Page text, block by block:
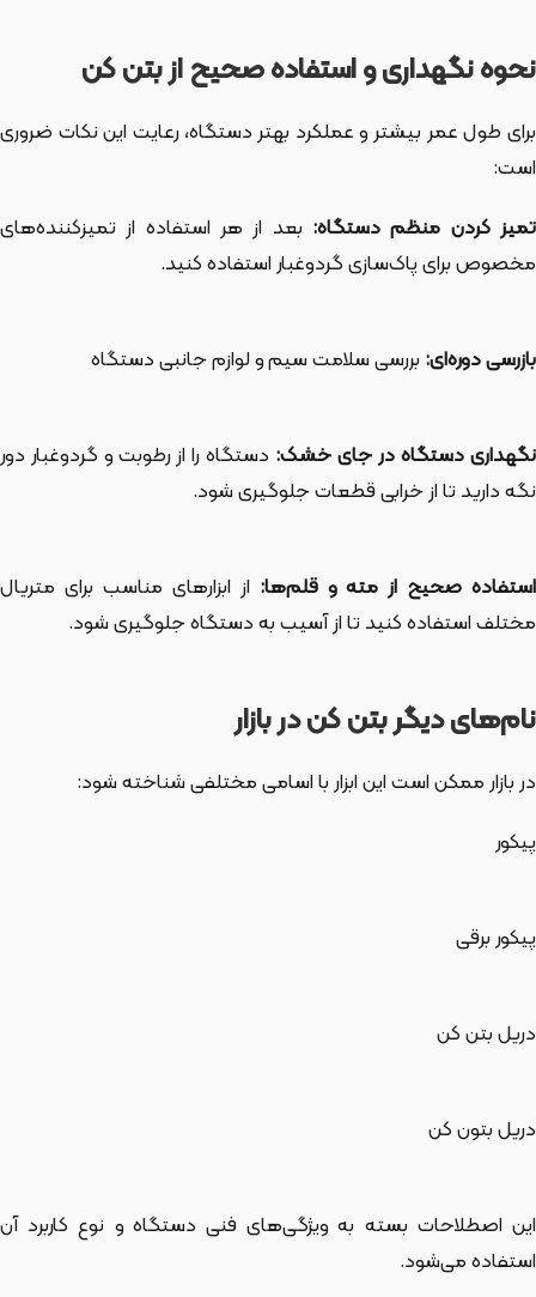
نحوه نگهداری و استفاده صحیح از بتن کن
برای طول عمر بیشتر و عملکرد بهتر دستگاه، رعایت این نکات ضروری
است:
تمیز کردن منظم دستگاه: بعد از هر استفاده از تمیزکننده‌های
مخصوص برای پاک‌سازی گردوغبار استفاده کنید.
بازرسی دوره‌ای: بررسی سلامت سیم و لوازم جانبی دستگاه
نگهداری دستگاه در جای خشک: دستگاه را از رطوبت و گردوغبار دور
نگه دارید تا از خرابی قطعات جلوگیری شود.
استفاده صحیح از مته و قلم‌ها: از ابزارهای مناسب برای متریال
مختلف استفاده کنید تا از آسیب به دستگاه جلوگیری شود.
نام‌های دیگر بتن کن در بازار
در بازار ممکن است این ابزار با اسامی مختلفی شناخته شود:
پیکور
پيكور برقی
دریل بتن کن
دریل بتون کن
این اصطلاحات بسته به ویژگی‌های فنی دستگاه و نوع کاربرد آن
استفاده می‌شود.